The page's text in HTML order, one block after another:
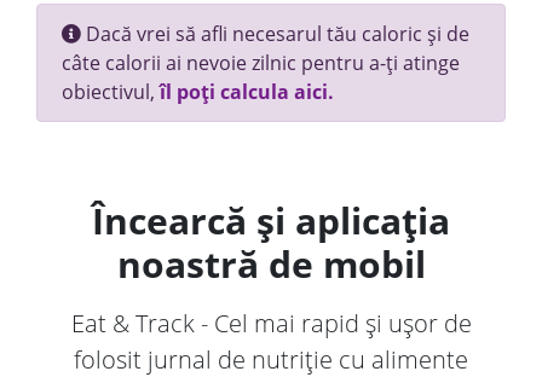
Dacă vrei să afli necesarul tău caloric și de
câte calorii ai nevoie zilnic pentru a-ți atinge
obiectivul,îl poți calcula aici.
Încearcă și aplicația
noastră de mobil
Eat & Track - Cel mai rapid și ușor de
folosit jurnal de nutriție cu alimente